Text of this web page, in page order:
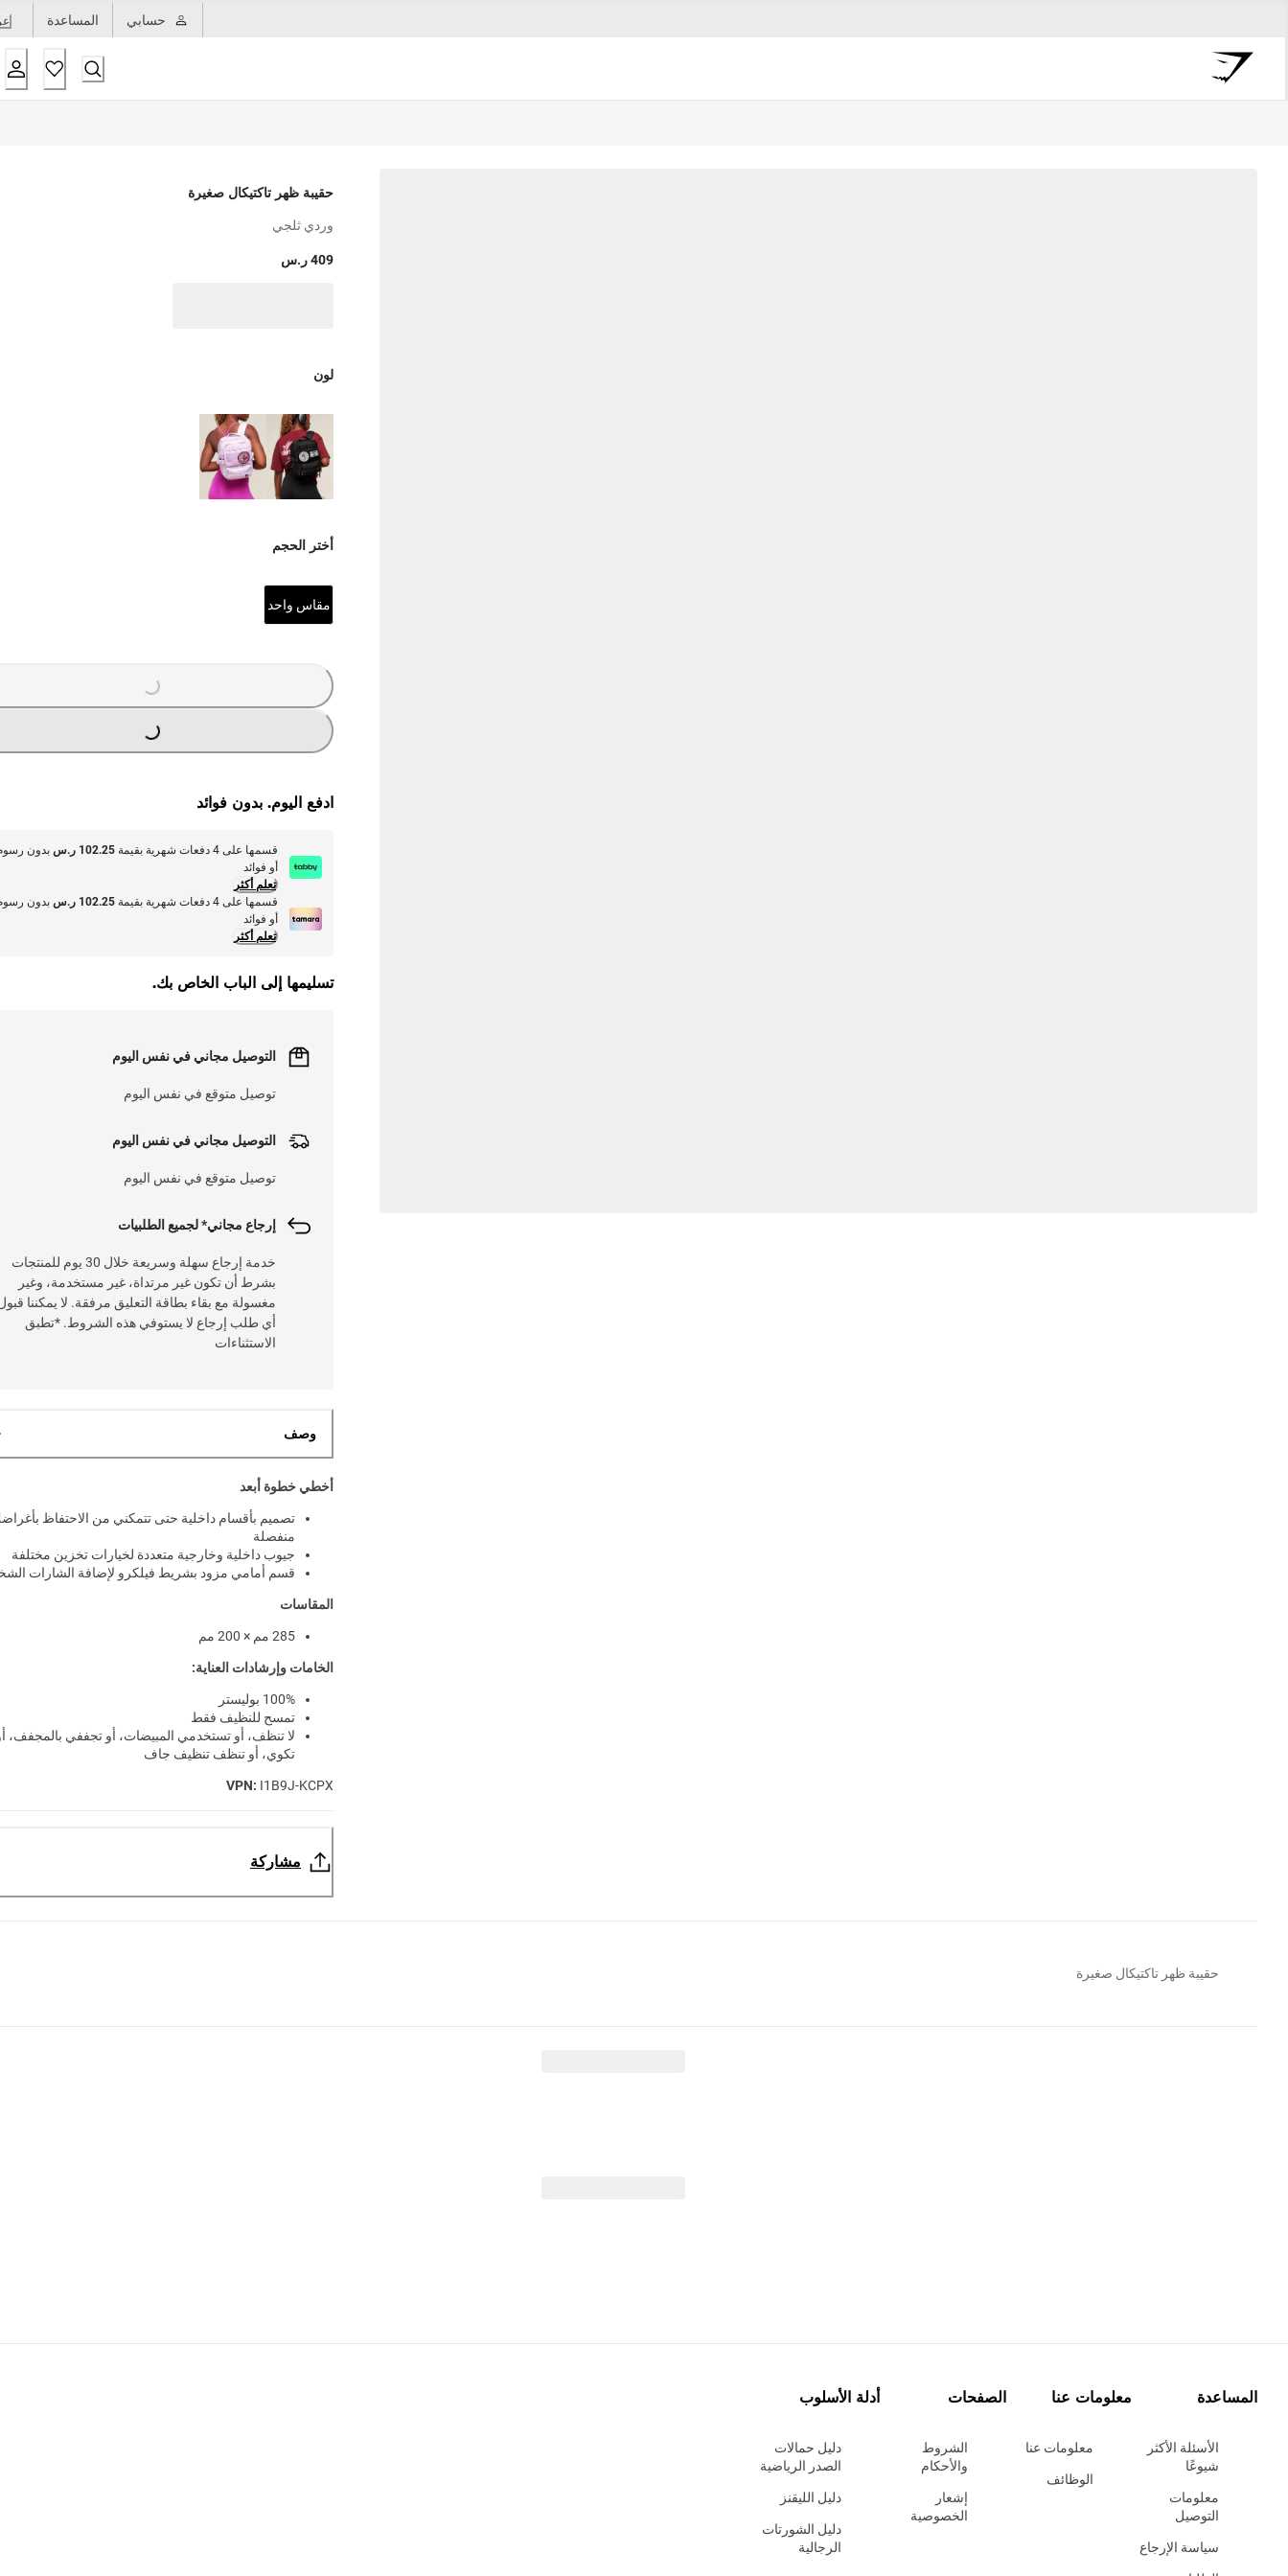
حسابي المساعدة
حقيبة ظهر تاكتيكال صغيرة
وردي ثلجي
409 ر.س
لون
أختر الحجم
مقاس واحد
L
.
L
.
ادفع اليوم. بدون فوائد
قسمها على 4 دفعات شهرية بقيمة 102.25 ر.س
بدون
أو فوائد
تعلم أكثر
قسمها على 4 دفعات شهرية بقيمة
102.25 ر.س
بدون
أو فوائد
تعلم أكثر
تسليمها إلى الباب الخاص بك.
التوصيل مجاني في نفس اليوم
توصيل متوقع في نفس اليوم
التوصيل مجاني في نفس اليوم
توصيل متوقع في نفس اليوم
إرجاع مجاني* لجميع الطلبيات
خدمة إرجاع سهلة وسريعة خلال 30 يوم للمنتجات
بشرط أن تكون غير مرتداة، غير مستخدمة، وغير
مغسولة مع بقاء بطاقة التعليق مرفقة. لا يمكننا
أي طلب إرجاع لا يستوفي هذه الشروط. *تطبق
الاستثناءات
وصف
أخطي خطوة أبعد
تصميم بأقسام داخلية حتى تتمكني من الاحتفاظ
منفصلة
جيوب داخلية وخارجية متعددة لخيارات تخزين مختلفة
قسم أمامي مزود بشريط فيلكرو لإضافة الشارات
المقاسات
285 مم × 200 مم
الخامات وإرشادات العناية:
100% بوليستر
تمسح للنظيف فقط
لا تنظف، أو تستخدمي المبيضات، أو تجففي بالمجفف،
تكوي، أو تنظف تنظيف جاف
VPN: I1B9J-KCPX
مشاركة
حقيبة ظهر تاكتيكال صغيرة
المساعدة
الأسئلة الأكثر
شيوعًا
معلومات
التوصيل
سياسة الإرجاع
معلومات عنا
معلومات عنا
الوظائف
الصفحات
الشروط
والأحكام
إشعار
الخصوصية
أدلة الأسلوب
دليل حمالات
الصدر الرياضية
دليل الليقنز
دليل الشورتات
الرجالية